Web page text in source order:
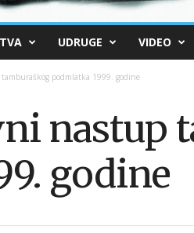
UDRUGE VIDEO
podmlatka 1999. godine
nastup
godine